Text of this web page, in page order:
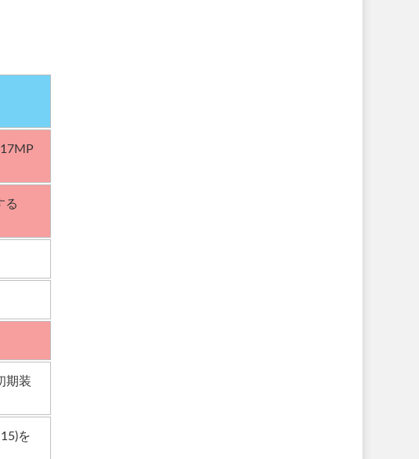
る
期装
を